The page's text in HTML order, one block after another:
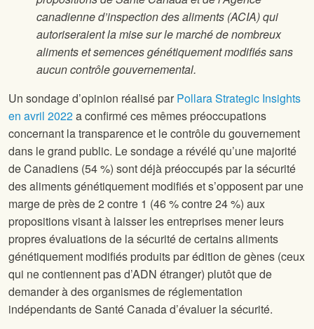
canadienne d’inspection des aliments (ACIA) qui
autoriseraient la mise sur le marché de nombreux
aliments et semences génétiquement modifiés sans
aucun contrôle gouvernemental.
Un sondage d’opinion réalisé parPollara Strategic Insights
en avril 2022a confirmé ces mêmes préoccupations
concernant la transparence et le contrôle du gouvernement
dans le grand public. Le sondage a révélé qu’une majorité
de Canadiens (54 %) sont déjà préoccupés par la sécurité
des aliments génétiquement modifiés et s’opposent par une
marge de près de 2 contre 1 (46 % contre 24 %) aux
propositions visant à laisser les entreprises mener leurs
propres évaluations de la sécurité de certains aliments
génétiquement modifiés produits par édition de gènes (ceux
qui ne contiennent pas d’ADN étranger) plutôt que de
demander à des organismes de réglementation
indépendants de Santé Canada d’évaluer la sécurité.